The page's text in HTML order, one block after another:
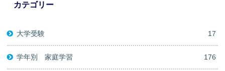
カテゴリー
大学受験 17
学年別 家庭学習 176